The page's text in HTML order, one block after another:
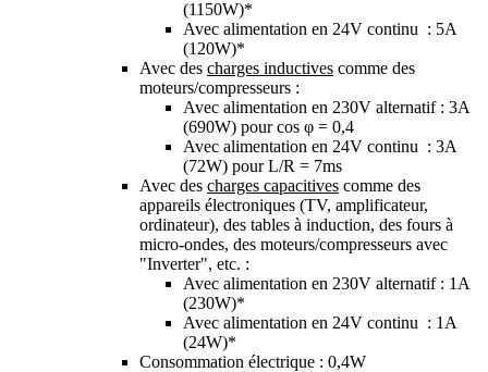
(1150W)*
Avec alimentation en 24V continu : 5A
(120W)*
Avec des charges inductives comme des
moteurs/compresseurs :
Avec alimentation en 230V alternatif : 3A
(690W) pour cos φ = 0,4
Avec alimentation en 24V continu : 3A
(72W) pour L/R = 7ms
Avec des charges capacitives comme des
appareils électroniques (TV, amplificateur,
ordinateur), des tables à induction, des fours à
micro-ondes, des moteurs/compresseurs avec
"Inverter", etc. :
Avec alimentation en 230V alternatif : 1A
(230W)*
Avec alimentation en 24V continu : 1A
(24W)*
Consommation électrique : 0,4W